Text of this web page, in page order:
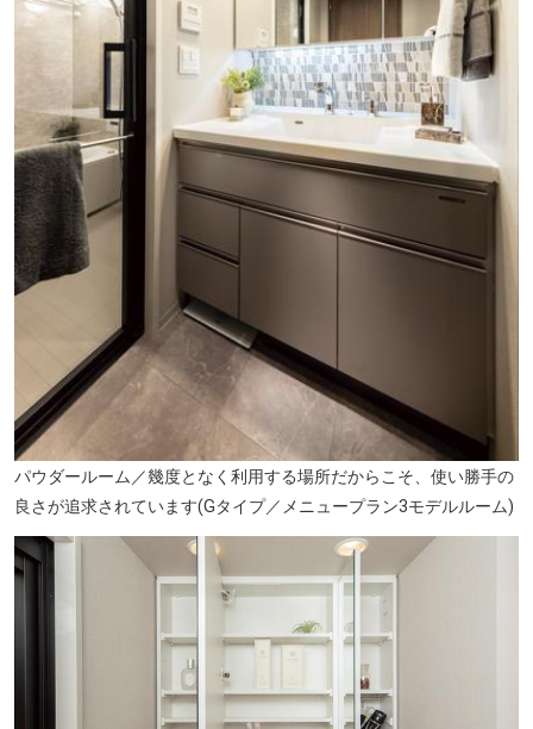
ツルハドラッグ 住吉苅田店(徒歩10分・約760m)
市立苅田北小学校(徒歩2分・約160m)
パウダールーム／幾度となく利用する場所だからこそ、使い勝手の
良さが追求されています(Gタイプ／メニュープラン3モデルルーム)